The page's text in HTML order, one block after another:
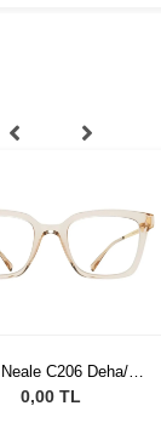
C206 Deha/GG
266
0,00 TL